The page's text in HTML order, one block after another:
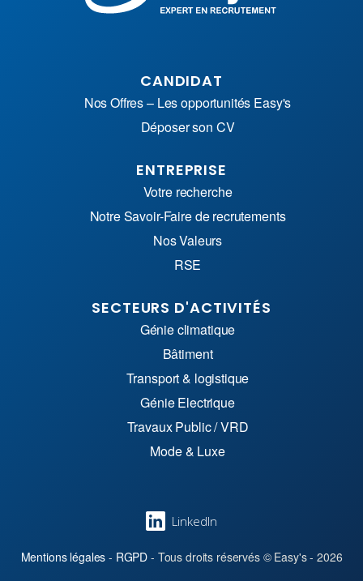
CANDIDAT
Nos Offres – Les opportunités Easy's
Déposer son CV
ENTREPRISE
Votre recherche
Notre Savoir-Faire de recrutements
Nos Valeurs
RSE
SECTEURS D'ACTIVITÉS
Génie climatique
Bâtiment
Transport & logistique
Génie Electrique
Travaux Public / VRD
Mode & Luxe
LinkedIn
Mentions légales - RGPD - Tous droits réservés © Easy's - 2026